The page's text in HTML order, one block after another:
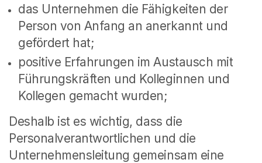
das Unternehmen die Fähigkeiten der
Person von Anfang an anerkannt und
gefördert hat;
positive Erfahrungen im Austausch mit
Führungskräften und Kolleginnen und
Kollegen gemacht wurden;
Deshalb ist es wichtig, dass die
Personalverantwortlichen und die
Unternehmensleitung gemeinsam eine